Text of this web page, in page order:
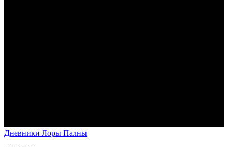
Дневники Лоры Палны